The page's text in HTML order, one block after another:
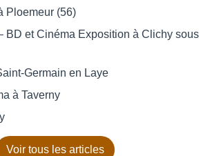
Ploemeur (56)
BD et Cinéma Exposition à Clichy sous
Germain en Laye
à Taverny
Voir tous les articles